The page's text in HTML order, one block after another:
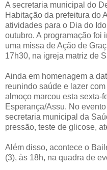
A secretaria municipal do
Habitação da prefeitura do
atividades para o Dia do
outubro. A programação foi
uma missa de Ação de
17h30, na igreja matriz de
Ainda em homenagem a
reunindo saúde e lazer
almoço marcou esta sexta-
Esperança/Assu. No
secretaria municipal da
pressão, teste de glicose,
Além disso, acontece o
(3), às 18h, na quadra de